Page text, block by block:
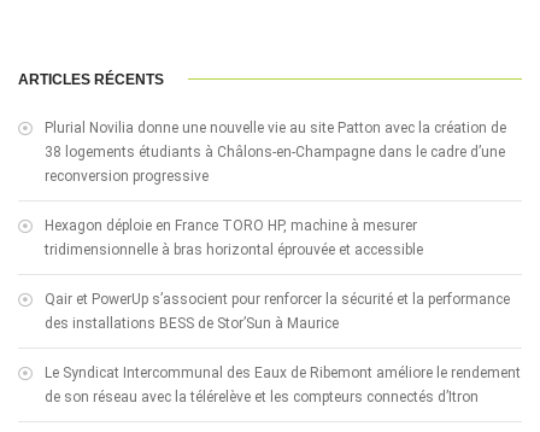
ARTICLES RÉCENTS
Plurial Novilia donne une nouvelle vie au site Patton avec la création de
38 logements étudiants à Châlons-en-Champagne dans le cadre d’une
reconversion progressive
Hexagon déploie en France TORO HP, machine à mesurer
tridimensionnelle à bras horizontal éprouvée et accessible
Qair et PowerUp s’associent pour renforcer la sécurité et la performance
des installations BESS de Stor’Sun à Maurice
Le Syndicat Intercommunal des Eaux de Ribemont améliore le rendement
de son réseau avec la télérelève et les compteurs connectés d’Itron